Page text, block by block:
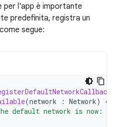
l'app è importante
predefinita, registra un
segue:
(network : Network)
{
default network is now: "